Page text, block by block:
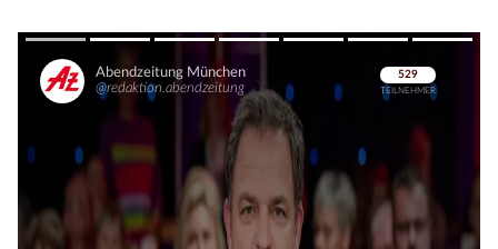
Überspringen